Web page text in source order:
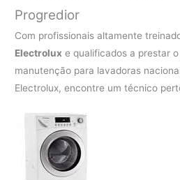
Progredior
Com profissionais altamente
Electrolux e qualificados a prestar
manutenção para lavadoras
Electrolux, encontre um técnico